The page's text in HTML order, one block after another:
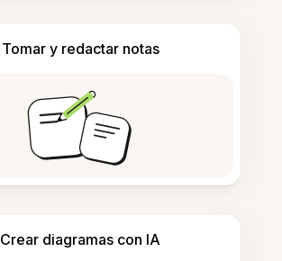
Tomar y redactar notas
Crear diagramas con IA